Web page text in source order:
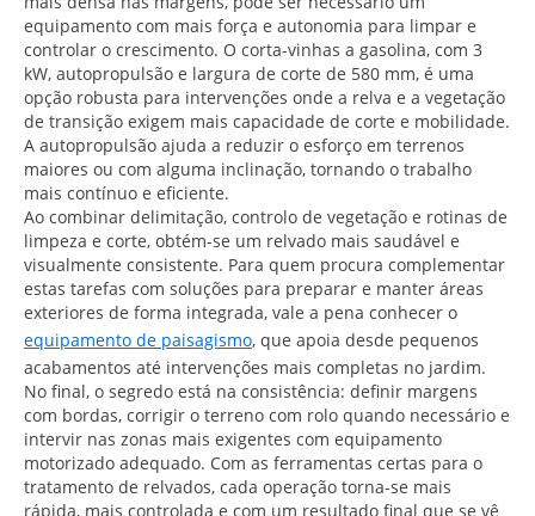
equipamento com mais força e autonomia para limpar e
controlar o crescimento. O corta-vinhas a gasolina, com 3
kW, autopropulsão e largura de corte de 580 mm, é uma
opção robusta para intervenções onde a relva e a vegetação
de transição exigem mais capacidade de corte e mobilidade.
A autopropulsão ajuda a reduzir o esforço em terrenos
maiores ou com alguma inclinação, tornando o trabalho
mais contínuo e eficiente.
Ao combinar delimitação, controlo de vegetação e rotinas de
limpeza e corte, obtém-se um relvado mais saudável e
visualmente consistente. Para quem procura complementar
estas tarefas com soluções para preparar e manter áreas
exteriores de forma integrada, vale a pena conhecer o
equipamento de paisagismo, que apoia desde pequenos
acabamentos até intervenções mais completas no jardim.
No final, o segredo está na consistência: definir margens
com bordas, corrigir o terreno com rolo quando necessário e
intervir nas zonas mais exigentes com equipamento
motorizado adequado. Com as ferramentas certas para o
tratamento de relvados, cada operação torna-se mais
rápida, mais controlada e com um resultado final que se vê